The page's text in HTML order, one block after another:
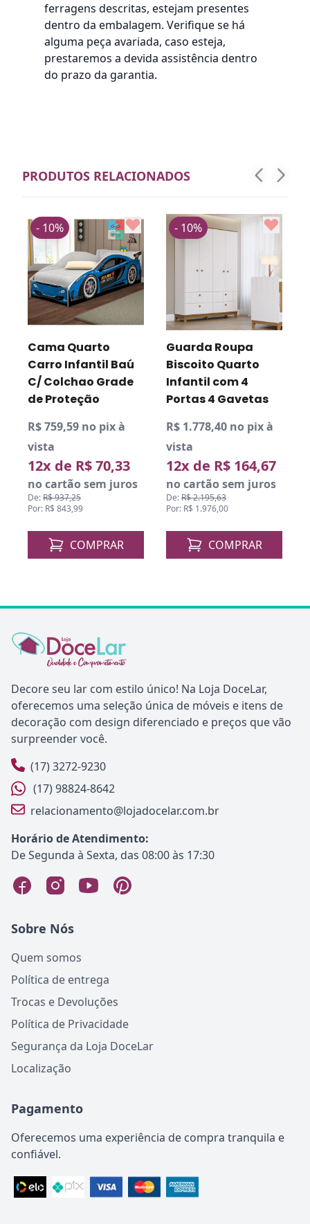
ferragens descritas, estejam presentes
dentro da embalagem. Verifique se há
alguma peça avariada, caso esteja,
prestaremos a devida assistência dentro
do prazo da garantia.
PRODUTOS RELACIONADOS
Cama Quarto
Carro Infantil Baú
C/ Colchao Grade
de Proteção
R$ 759,59 no pix à
vista
12x de R$ 70,33
no cartão sem juros
De:R$ 937,25
Por: R$ 843,99
- 10%
COMPRAR
Guarda Roupa
Biscoito Quarto
Infantil com 4
Portas 4 Gavetas
R$ 1.778,40 no pix à
vista
12x de R$ 164,67
no cartão sem juros
De:R$ 2.195,63
Por: R$ 1.976,00
- 10%
COMPRAR
Decore seu lar com estilo único! Na Loja DoceLar,
oferecemos uma seleção única de móveis e itens de
decoração com design diferenciado e preços que vão
surpreender você.
(17) 3272-9230
(17) 98824-8642
relacionamento@lojadocelar.com.br
Horário de Atendimento:
De Segunda à Sexta, das 08:00 às 17:30
Sobre Nós
Quem somos
Política de entrega
Trocas e Devoluções
Política de Privacidade
Segurança da Loja DoceLar
Localização
Pagamento
Oferecemos uma experiência de compra tranquila e
confiável.